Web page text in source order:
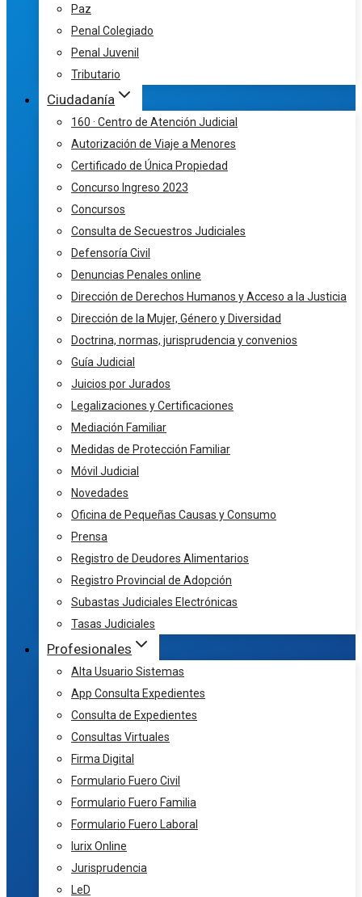
Paz
Penal Colegiado
Penal Juvenil
Tributario
Ciudadanía
160 · Centro de Atención Judicial
Autorización de Viaje a Menores
Certificado de Única Propiedad
Concurso Ingreso 2023
Concursos
Consulta de Secuestros Judiciales
Defensoría Civil
Denuncias Penales online
Dirección de Derechos Humanos y Acceso a la Justicia
Dirección de la Mujer, Género y Diversidad
Doctrina, normas, jurisprudencia y convenios
Guía Judicial
Juicios por Jurados
Legalizaciones y Certificaciones
Mediación Familiar
Medidas de Protección Familiar
Móvil Judicial
Novedades
Oficina de Pequeñas Causas y Consumo
Prensa
Registro de Deudores Alimentarios
Registro Provincial de Adopción
Subastas Judiciales Electrónicas
Tasas Judiciales
Profesionales
Alta Usuario Sistemas
App Consulta Expedientes
Consulta de Expedientes
Consultas Virtuales
Firma Digital
Formulario Fuero Civil
Formulario Fuero Familia
Formulario Fuero Laboral
Iurix Online
Jurisprudencia
LeD